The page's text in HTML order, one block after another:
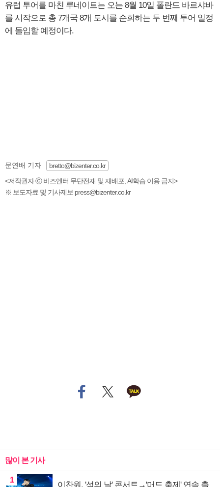
유럽 투어를 마친 루네이트는 오는 8월 10일 폴란드 바르샤바
를 시작으로 총 7개국 8개 도시를 순회하는 두 번째 투어 일정
에 돌입할 예정이다.
문연배 기자
bretto@bizenter.co.kr
<저작권자 ⓒ 비즈엔터 무단전재 및 재배포, AI학습 이용 금지>
※ 보도자료 및 기사제보 press@bizenter.co.kr
많이 본 기사
1
이찬원, '섬의 날' 콘서트→'머드 축제' 연속 출